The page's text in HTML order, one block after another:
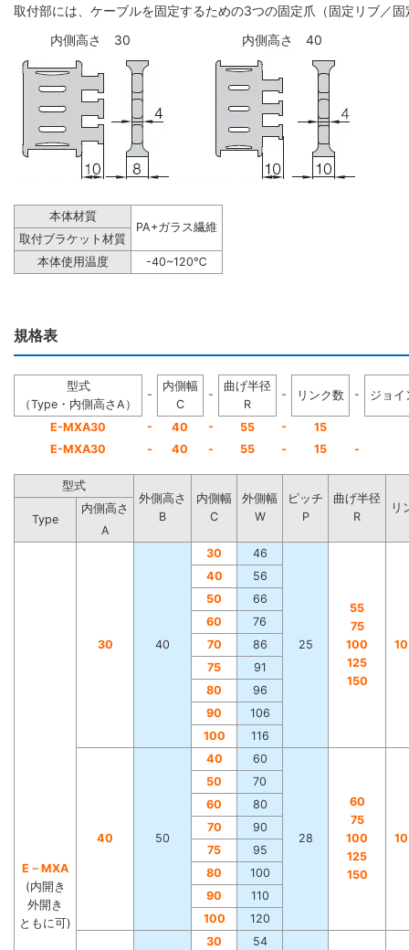
取付部には、ケーブルを固定するための3つの固定爪（固定リブ／
内側高さ 30
内側高さ 40
本体材質
PA+ガラス繊維
取付ブラケット材質
本体使用温度
-40~120℃
規格表
型式
（Type・内側高さA）
-
内側幅
C
-
曲げ半径
R
- リンク数 - ジョイ
E-MXA30 - 40 - 55 -
15
E-MXA30
- 40 - 55 - 15 -
型式
外側高さ
B
内側幅
C
外側幅
W
ピッチ
P
曲げ半径
R
リ
Type
内側高さ
A
E－MXA
(内開き
外開き
ともに可)
30 40
30 46
25
55
75
100
125
150
40
56
50
66
60
76
70
86
75
91
80
96
90
106
100
116
40 50
40 60
28
60
75
100
125
150
50
70
60
80
70
90
75
95
80
100
90
110
100
120
30 54